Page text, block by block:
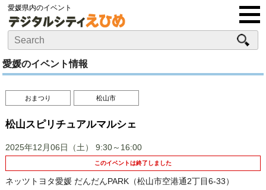
愛媛県内のイベント
愛媛のイベント情報
おまつり 松山市
松山スピリチュアルマルシェ
2025年12月06日（土） 9:30～16:00
このイベントは終了しました
ネッツトヨタ愛媛 だんだんPARK（松山市空港通2丁目6-33）